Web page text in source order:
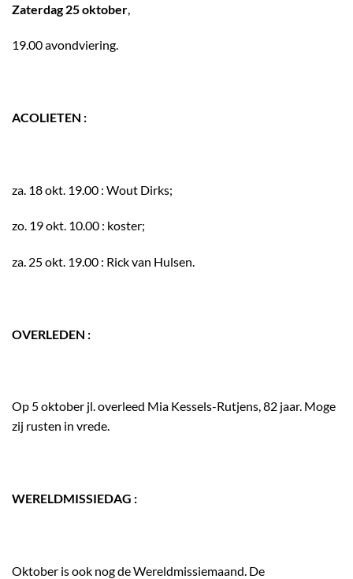
Zaterdag 25 oktober
19.00 avondviering.
ACOLIETEN :
za. 18 okt. 19.00 : Wout Dirks;
zo. 19 okt. 10.00 : koster;
za. 25 okt. 19.00 : Rick van Hulsen.
OVERLEDEN :
Op 5 oktober jl. overleed Mia Kessels-Rutjens, 82 jaar. Moge
zij rusten in vrede.
WERELDMISSIEDAG :
Oktober is ook nog de Wereldmissiemaand. De